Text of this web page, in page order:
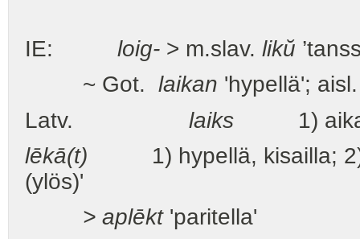
IE: loig- > m.slav. likŭ
~ Got. laikan 'hypellä';
Latv. laiks 1) aika
lēkā(t) 1) hypellä, kisailla; 2)
(ylös)'
> aplēkt'paritella'